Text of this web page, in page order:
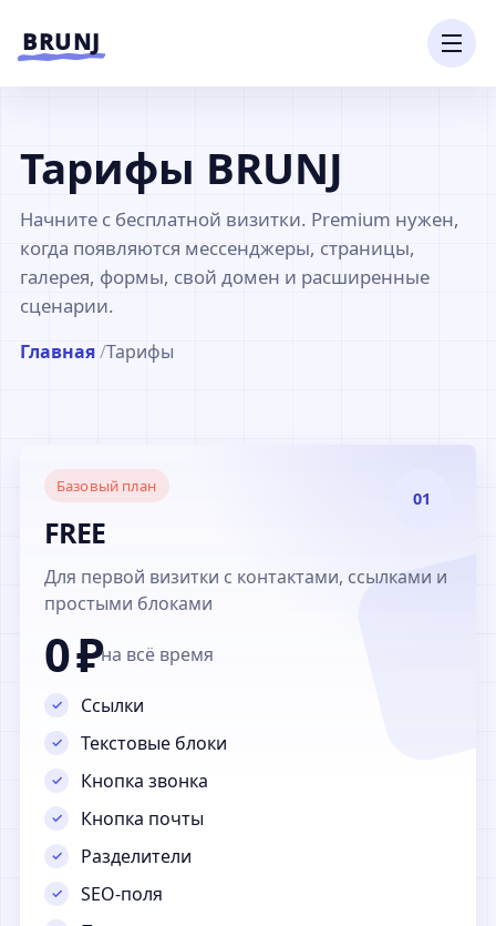
BRUNJ
Тарифы BRUNJ
Начните с бесплатной визитки. Premium нужен,
когда появляются мессенджеры, страницы,
галерея, формы, свой домен и расширенные
сценарии.
Главная/Тарифы
Базовый план
FREE
01
Для первой визитки с контактами, ссылками и
простыми блоками
0 ₽на всё время
Ссылки
Текстовые блоки
Кнопка звонка
Кнопка почты
Разделители
SEO-поля